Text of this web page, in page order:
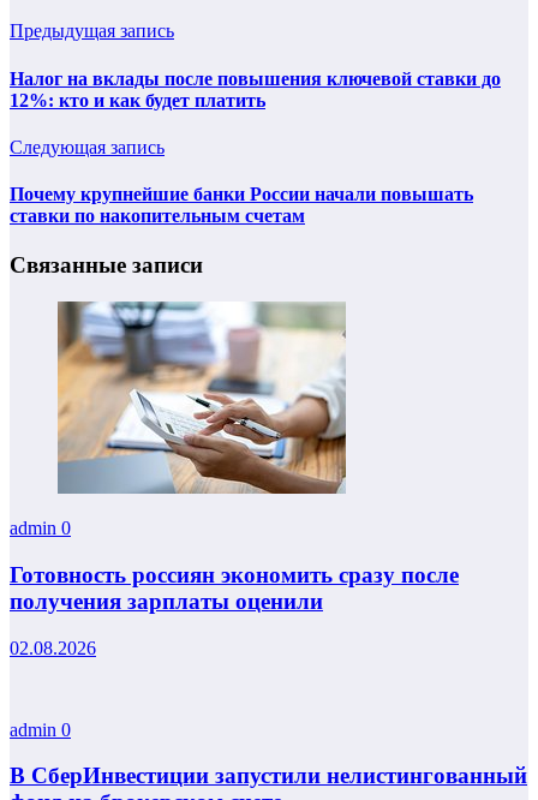
Предыдущая запись
Налог на вклады после повышения ключевой ставки до
12%: кто и как будет платить
Следующая запись
Почему крупнейшие банки России начали повышать
ставки по накопительным счетам
Связанные записи
admin 0
Готовность россиян экономить сразу после
получения зарплаты оценили
02.08.2026
admin 0
В СберИнвестиции запустили нелистингованный